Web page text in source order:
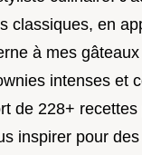
classiques, en
à mes gâteaux
intenses et
de 228+ recettes
inspirer pour